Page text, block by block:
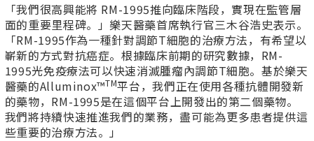
「我們很高興能將 RM-1995推向臨床階段，實現在監管層
面的重要里程碑。」樂天醫藥首席執行官三木谷浩史表示。
「RM-1995作為一種針對調節T細胞的治療方法，有希望以
嶄新的方式對抗癌症。根據臨床前期的研究數據，RM-
1995光免疫療法可以快速消滅腫瘤內調節T細胞。基於樂天
醫藥的Alluminox™TM平台，我們正在使用各種抗體開發新
的藥物，RM-1995是在這個平台上開發出的第二個藥物。
我們將持續快速推進我們的業務，盡可能為更多患者提供這
些重要的治療方法。」